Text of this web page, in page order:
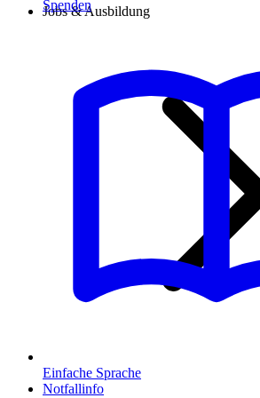
Spenden
Einfache Sprache
Notfallinfo
Jobs & Ausbildung